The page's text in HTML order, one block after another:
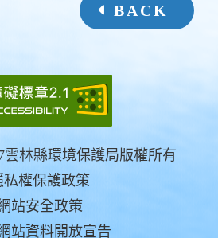
BACK
雲林縣環境保護局版權所有
私權保護政策
站安全政策
站資料開放宣告